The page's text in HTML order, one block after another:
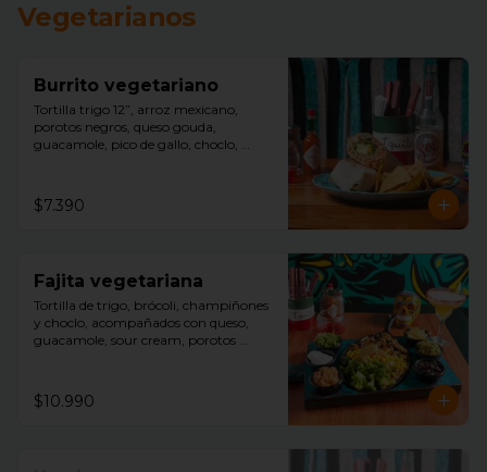
Vegetarianos
Burrito vegetariano
Tortilla trigo 12”, arroz mexicano,
porotos negros, queso gouda,
guacamole, pico de gallo, choclo,
$7.390
Fajita vegetariana
Tortilla de trigo, brócoli, champiñones
y choclo, acompañados con queso,
guacamole, sour cream, porotos
$10.990